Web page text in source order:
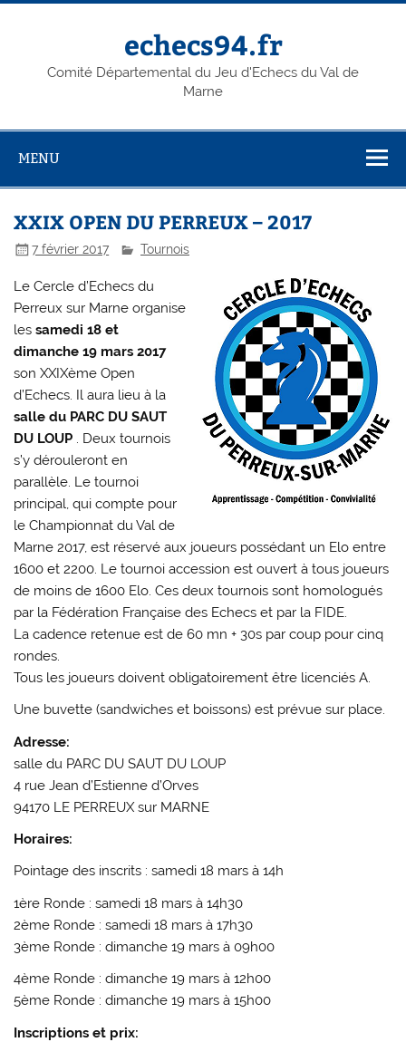
Skip
echecs94.fr
Comité Départemental du Jeu d'Echecs du Val de
Marne
MENU
XXIX OPEN DU PERREUX – 2017
7 février 2017 Tournois
Le Cercle d’Echecs du
Perreux sur Marne organise
lessamedi 18 et
dimanche 19 mars 2017
son XXIXème Open
d’Echecs. Il aura lieu à la
salle du PARC DU SAUT
DU LOUP . Deux tournois
s’y dérouleront en
parallèle. Le tournoi
principal, qui compte pour
le Championnat du Val de
Marne 2017, est réservé aux joueurs possédant un Elo entre
1600 et 2200. Le tournoi accession est ouvert à tous joueurs
de moins de 1600 Elo. Ces deux tournois sont homologués
par la Fédération Française des Echecs et par la FIDE.
La cadence retenue est de 60 mn + 30s par coup pour cinq
rondes.
Tous les joueurs doivent obligatoirement être licenciés A.
Une buvette (sandwiches et boissons) est prévue sur place.
Adresse:
salle du PARC DU SAUT DU LOUP
4 rue Jean d’Estienne d’Orves
94170 LE PERREUX sur MARNE
Horaires:
Pointage des inscrits : samedi 18 mars à 14h
1ère Ronde : samedi 18 mars à 14h30
2ème Ronde : samedi 18 mars à 17h30
3ème Ronde : dimanche 19 mars à 09h00
4ème Ronde : dimanche 19 mars à 12h00
5ème Ronde : dimanche 19 mars à 15h00
Inscriptions et prix: